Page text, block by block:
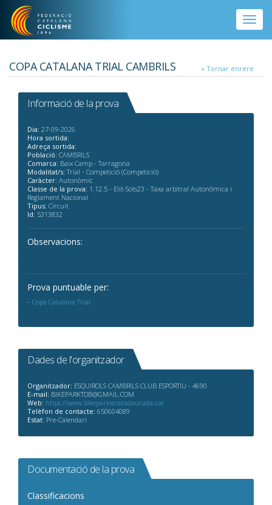
Vés al contingut
Toggle
COPA CATALANA TRIAL CAMBRILS
Informació de la prova
Dia: 27-09-2026
Hora sortida:
Adreça sortida:
Població: CAMBRILS
Comarca: Baix Camp - Tarragona
Modalitat/s: Trial - Competició (Competició)
Caràcter: Autonòmic
Classe de la prova: 1.12.5 - Elit-Sots23 - Taxa arbitral Autonòmica i
Reglament Nacional
Tipus: Circuit
Id: 5313832
Observacions:
Prova puntuable per:
Copa Catalana Trial
Dades de l'organitzador
Organitzador: ESQUIROLS CAMBRILS CLUB ESPORTIU - 4690
E-mail: BIKEPARKTDB@GMAIL.COM
Web: https://www.bikeparkscostadaurada.cat
Telèfon de contacte: 650604089
Estat: Pre-Calendari
Documentació de la prova
Classificacions
« Tornar enrere